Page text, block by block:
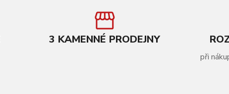
3 KAMENNÉ PRODEJNY
při